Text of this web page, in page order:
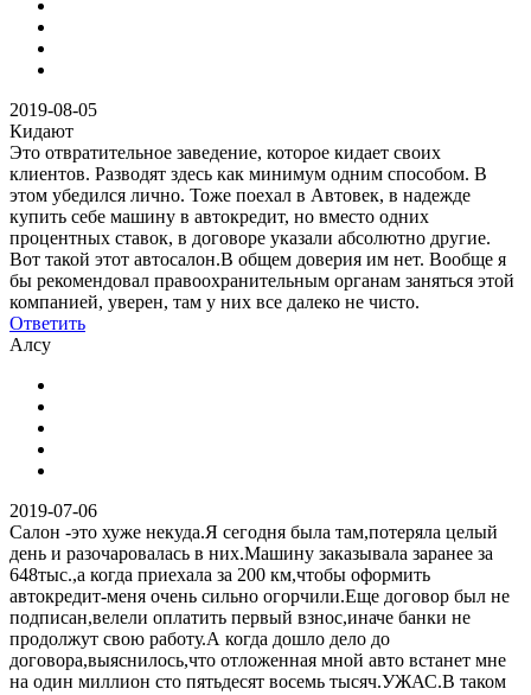
2019-08-05
Кидают
Это отвратительное заведение, которое кидает своих
клиентов. Разводят здесь как минимум одним способом. В
этом убедился лично. Тоже поехал в Автовек, в надежде
купить себе машину в автокредит, но вместо одних
процентных ставок, в договоре указали абсолютно другие.
Вот такой этот автосалон.В общем доверия им нет. Вообще я
бы рекомендовал правоохранительным органам заняться этой
компанией, уверен, там у них все далеко не чисто.
Ответить
Алсу
2019-07-06
Салон -это хуже некуда.Я сегодня была там,потеряла целый
день и разочаровалась в них.Машину заказывала заранее за
648тыс.,а когда приехала за 200 км,чтобы оформить
автокредит-меня очень сильно огорчили.Еще договор был не
подписан,велели оплатить первый взнос,иначе банки не
продолжут свою работу.А когда дошло дело до
договора,выяснилось,что отложенная мной авто встанет мне
на один миллион сто пятьдесят восемь тысяч.УЖАС.В таком